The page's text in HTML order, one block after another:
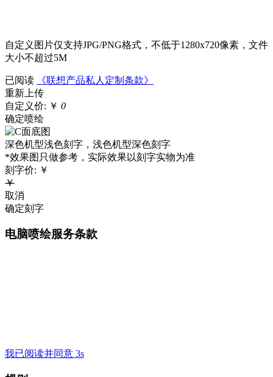
自定义图片仅支持JPG/PNG格式，不低于1280x720像素，文件
大小不超过5M
已阅读
《联想产品私人定制条款》
重新上传
自定义价: ￥ 0
确定喷绘
深色机型浅色刻字，浅色机型深色刻字
*效果图只做参考，实际效果以刻字实物为准
刻字价: ￥
￥
取消
确定刻字
电脑喷绘服务条款
我已阅读并同意 3s